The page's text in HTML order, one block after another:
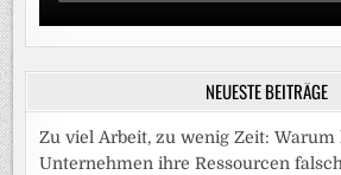
NEUESTE BEITRÄGE
Zu viel Arbeit, zu wenig Zeit: Warum
Unternehmen ihre Ressourcen